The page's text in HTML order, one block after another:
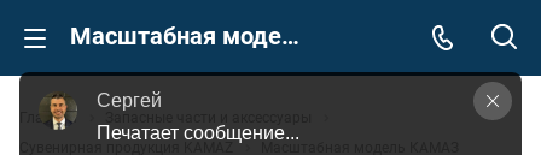
Масштабная модель КАМАЗ
Главная
Сергей
Задайте Ваш вопрос, просто кликнув на это